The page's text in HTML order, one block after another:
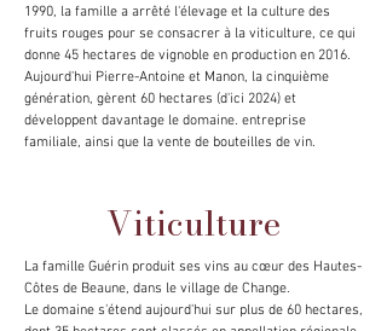
1990, la famille a arrêté l'élevage et la culture des
fruits rouges pour se consacrer à la viticulture, ce qui
donne 45 hectares de vignoble en production en 2016.
Aujourd'hui Pierre-Antoine et Manon, la cinquième
génération, gèrent 60 hectares (d'ici 2024) et
développent davantage le domaine. entreprise
familiale, ainsi que la vente de bouteilles de vin.
Viticulture
La famille Guérin produit ses vins au cœur des Hautes-
Côtes de Beaune, dans le village de Change.
Le domaine s'étend aujourd'hui sur plus de 60 hectares,